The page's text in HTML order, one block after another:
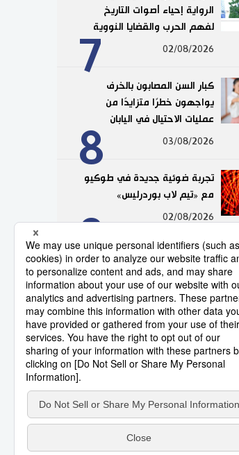
7
الرواية إحياء أصوات التاريخ
لفهم الحرب والقضايا النووية
02/08/2026
8
كبار السن المصابون بالخرف
يواجهون خطرًا متزايدًا من
عمليات الاحتيال في اليابان
03/08/2026
9
تجربة ضوئية جديدة في طوكيو
مع «تيم لاب بوردرليس»
02/08/2026
10
عدد قياسي لحوادث المرور
الناجمة عن استخدام الهواتف
الذكية في اليابان
10/07/2026
بحثا
اليابان التعليم الياباني